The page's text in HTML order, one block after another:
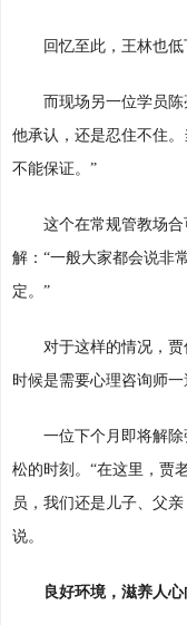
回忆至此，王林也
而现场另一位学员
他承认，还是忍住不住
不能保证。”
这个在常规管教场
解：“一般大家都会说非
定。”
对于这样的情况，
时候是需要心理咨询师
一位下个月即将解
松的时刻。“在这里，贾
员，我们还是儿子、父
说。
良好环境，滋养人